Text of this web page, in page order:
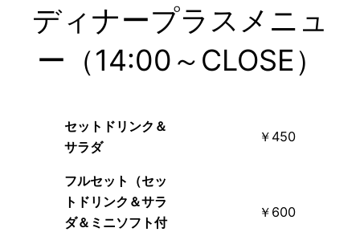
ディナープラスメニュ
ー（14:00～CLOSE）
セットドリンク＆
サラダ
￥450
フルセット（セッ
トドリンク＆サラ
ダ＆ミニソフト付
￥600